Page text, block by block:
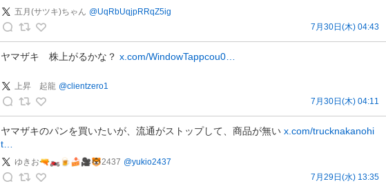
五月(サツキ)ちゃん @UqRbUqjpRRqZ5ig
7月30日(木) 04:43
ヤマザキ 株上がるかな？ x.com/WindowTappcou0…
上昇 起龍 @clientzero1
7月30日(木) 04:11
ヤマザキのパンを買いたいが、流通がストップして、商品が無い x.com/trucknakanohi
t…
ゆきお🔫🏍🍺🍰🎥🐯2437 @yukio2437
7月29日(水) 13:35